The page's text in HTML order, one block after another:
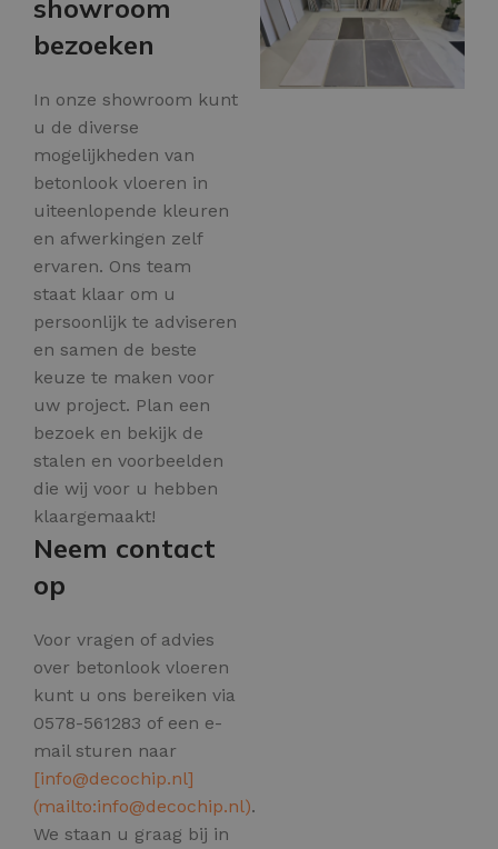
showroom
bezoeken
In onze showroom kunt
u de diverse
mogelijkheden van
betonlook vloeren in
uiteenlopende kleuren
en afwerkingen zelf
ervaren. Ons team
staat klaar om u
persoonlijk te adviseren
en samen de beste
keuze te maken voor
uw project. Plan een
bezoek en bekijk de
stalen en voorbeelden
die wij voor u hebben
klaargemaakt!
Neem contact
op
Voor vragen of advies
over betonlook vloeren
kunt u ons bereiken via
0578-561283 of een e-
mail sturen naar
[info@decochip.nl]
(mailto:info@decochip.nl).
We staan u graag bij in